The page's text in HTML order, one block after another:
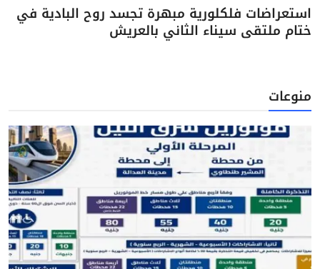
استعراضات فلكلورية مبهرة تجسد روح البادية في
ختام ملتقى سيناء الثاني بالعريش
منوعات